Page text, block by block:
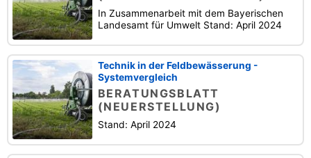
In Zusammenarbeit mit dem Bayerischen
Landesamt für Umwelt Stand: April 2024
Technik in der Feldbewässerung -
Systemvergleich
BERATUNGSBLATT
(NEUERSTELLUNG)
Stand: April 2024